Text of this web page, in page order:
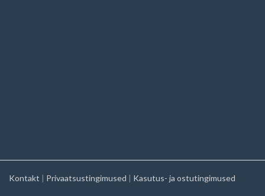
Kontakt | Privaatsustingimused | Kasutus- ja ostutingimused